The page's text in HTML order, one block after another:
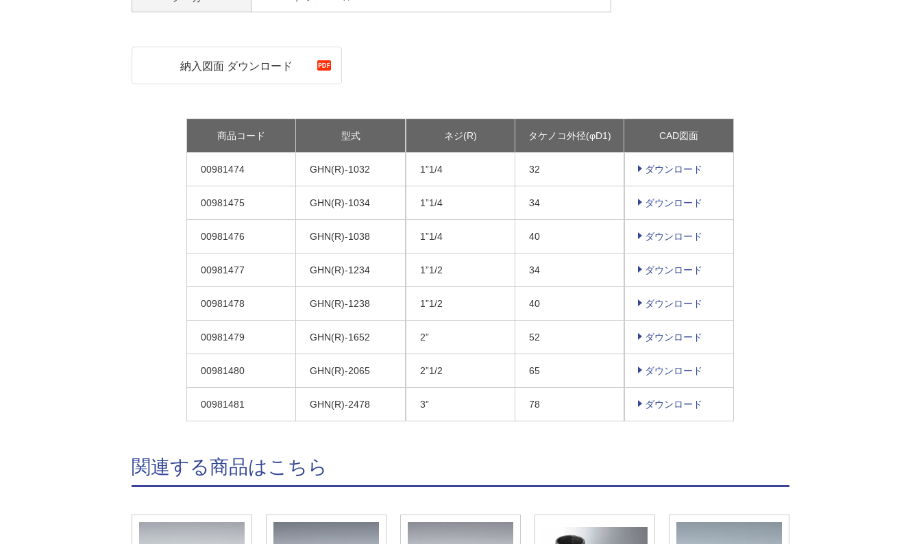
納入図面 ダウンロード
商品コード 型式
00981474 GHN(R)-1032
00981475 GHN(R)-1034
00981476 GHN(R)-1038
00981477 GHN(R)-1234
00981478 GHN(R)-1238
00981479 GHN(R)-1652
00981480 GHN(R)-2065
00981481 GHN(R)-2478
ネジ(R) タケノコ外径(φD1)
1”1/4 32
1”1/4 34
1”1/4 40
1”1/2 34
1”1/2 40
2” 52
2”1/2 65
3” 78
CAD図面
ダウンロード
ダウンロード
ダウンロード
ダウンロード
ダウンロード
ダウンロード
ダウンロード
ダウンロード
関連する商品はこちら